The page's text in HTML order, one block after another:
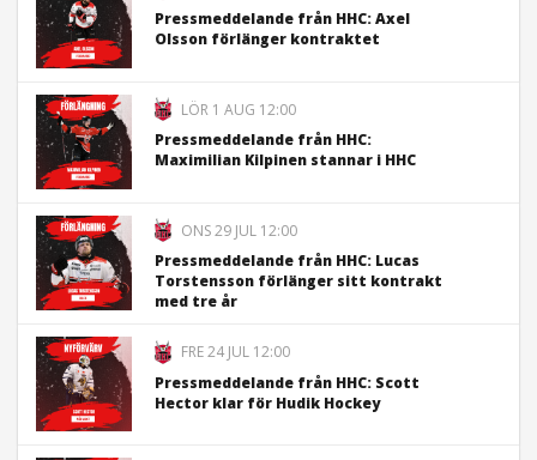
Pressmeddelande från HHC: Axel
Olsson förlänger kontraktet
LÖR 1 AUG 12:00
Pressmeddelande från HHC:
Maximilian Kilpinen stannar i HHC
ONS 29 JUL 12:00
Pressmeddelande från HHC: Lucas
Torstensson förlänger sitt kontrakt
med tre år
FRE 24 JUL 12:00
Pressmeddelande från HHC: Scott
Hector klar för Hudik Hockey